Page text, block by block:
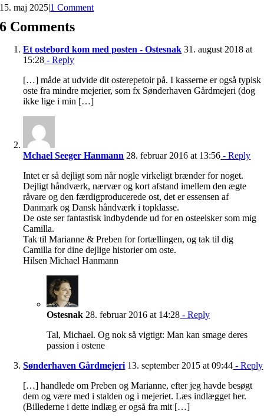
15. maj 2025|1 Comment
6 Comments
Et ostebord kom med posten - Ostesnak 31. august 2018 at
15:28 - Reply
[…] måde at udvide dit osterepetoir på. I kasserne er også typisk
oste fra mindre mejerier, som fx Sønderhaven Gårdmejeri (dog
ikke lige i min […]
Mchael Seeger Hanmann 28. februar 2016 at 13:56 - Reply
Intet er så dejligt som når nogle virkeligt brænder for noget.
Dejligt håndværk, nærvær og kort afstand imellem den ægte
råvare og den færdigproducerede ost, det er essensen af
Danmark og Dansk håndværk i topklasse.
De oste ser fantastisk indbydende ud for en osteelsker som mig
Camilla.
Tak til Marianne & Preben for fortællingen, og tak til dig
Camilla for dine dejlige historier om oste.
Hilsen Michael Hanmann
Ostesnak 28. februar 2016 at 14:28 - Reply
Tal, Michael. Og nok så vigtigt: Man kan smage deres
passion i ostene
Sønderhaven Gårdmejeri 13. september 2015 at 09:44 - Reply
[…] handlede om Preben og Marianne, efter jeg havde besøgt
dem og være med i stalden og i mejeriet. Læs indlægget her.
(Billederne i dette indlæg er også fra mit […]